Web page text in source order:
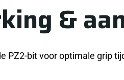
&
PZ2-bit voor optimale grip